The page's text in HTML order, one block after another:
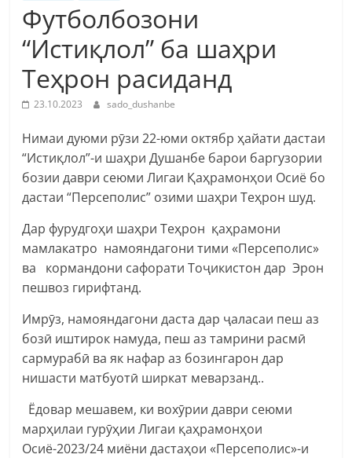
Футболбозони
“Истиқлол” ба шаҳри
Теҳрон расиданд
23.10.2023 sado_dushanbe
Нимаи дуюми рӯзи 22-юми октябр ҳайати дастаи
“Истиқлол”-и шаҳри Душанбе барои баргузории
бозии даври сеюми Лигаи Қаҳрамонҳои Осиё бо
дастаи “Персеполис” озими шаҳри Теҳрон шуд.
Дар фурудгоҳи шаҳри Теҳрон қаҳрамони
мамлакатро намояндагони тими «Персеполис»
ва кормандони сафорати Тоҷикистон дар Эрон
пешвоз гирифтанд.
Имрӯз, намояндагони даста дар ҷаласаи пеш аз
бозӣ иштирок намуда, пеш аз тамрини расмӣ
сармурабӣ ва як нафар аз бозингарон дар
нишасти матбуотӣ ширкат меварзанд..
Ёдовар мешавем, ки вохӯрии даври сеюми
марҳилаи гурӯҳии Лигаи қаҳрамонҳои
Осиё-2023/24 миёни дастаҳои «Персеполис»-и